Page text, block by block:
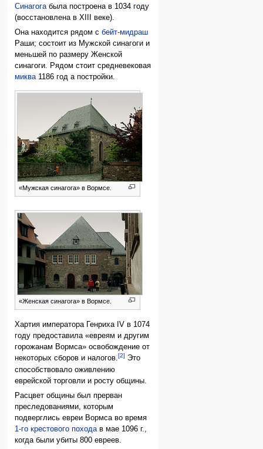
Синагогабыла построена в 1034 году
(восстановлена в XIII веке).
Она находится рядом сбейт-мидраш
Раши; состоит из Мужской синагоги и
меньшей по размеру Женской
синагоги. Рядом стоит средневековая
миква1186 год а постройки.
«Мужская синагога» в Вормсе.
«Женская синагога» в Вормсе.
Хартия императора Генриха IV в 1074
году предоставила «евреям и другим
горожанам Вормса» освобождение от
некоторых сборов и налогов.[2] Это
способствовало оживлению
еврейской торговли и росту общины.
Расцвет общины был прерван
преследованиями, которым
подверглись евреи Вормса во время
1-го крестового походав мае 1096 г.,
когда были убиты 800 евреев.